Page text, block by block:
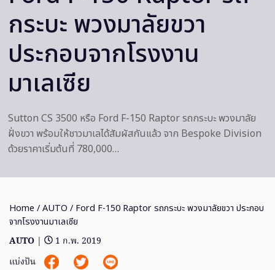
กระบะ พวงมาลัยขวา
ประกอบจากโรงงาน
มาเลเซีย
Sutton CS 3500 หรือ Ford F-150 Raptor รถกระบะ พวงมาลัย
ฝั่งขวา พร้อมให้ชาวมาเลได้สัมผัสกันแล้ว จาก Bespoke Division
ด้วยราคาเริ่มต้นที่ 780,000…
Home /AUTO / Ford F-150 Raptor รถกระบะ พวงมาลัยขวา ประกอบ
จากโรงงานมาเลเซีย
AUTO |
1 ก.พ. 2019
แบ่งปัน